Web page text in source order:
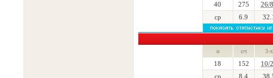
40 275
26/
ср
6.9
и оч 3-х
18 152
10/
ср
8.4